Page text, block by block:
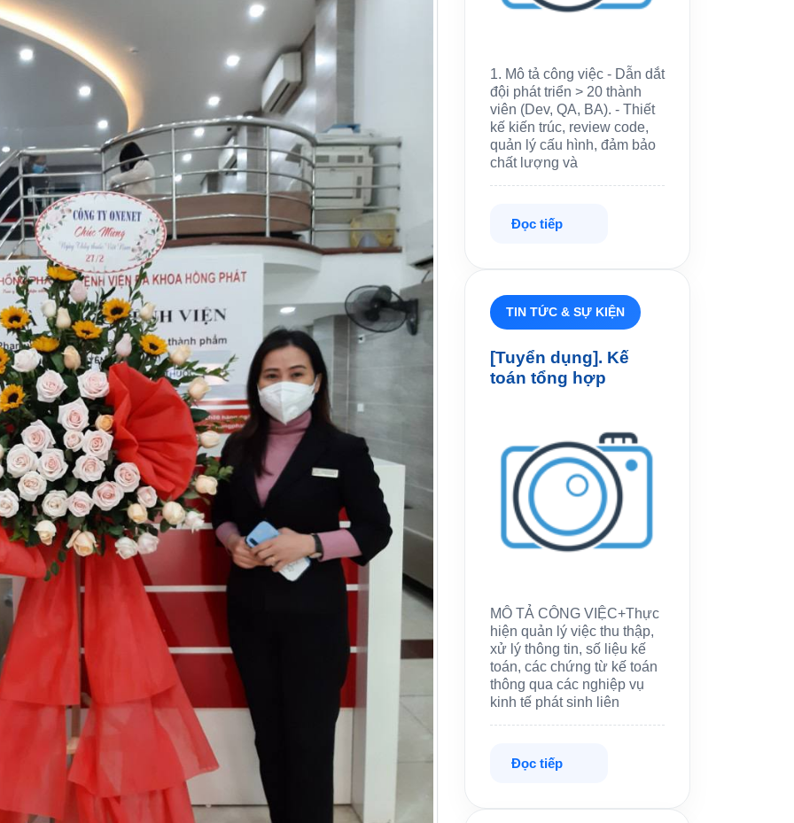
1. Mô tả công việc - Dẫn dắt
đội phát triển > 20 thành
viên (Dev, QA, BA). - Thiết
kế kiến trúc, review code,
quản lý cấu hình, đảm bảo
chất lượng và
Đọc tiếp
TIN TỨC & SỰ KIỆN
[Tuyển dụng]. Kế
toán tổng hợp
MÔ TẢ CÔNG VIỆC+Thực
hiện quản lý việc thu thập,
xử lý thông tin, số liệu kế
toán, các chứng từ kế toán
thông qua các nghiệp vụ
kinh tế phát sinh liên
Đọc tiếp